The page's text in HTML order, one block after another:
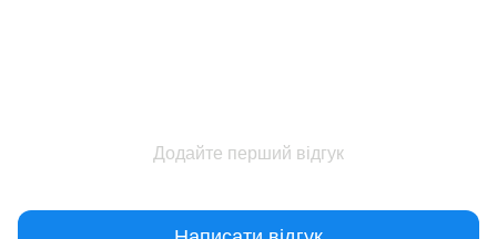
Додайте перший відгук